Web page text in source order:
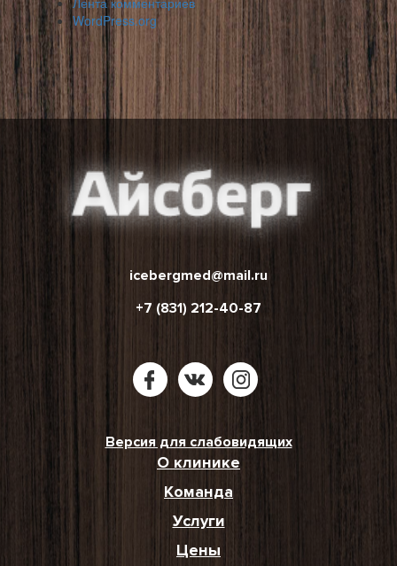
WordPress.org
icebergmed@mail.ru
+7 (831) 212-40-87
Версия для слабовидящих
О клинике
Команда
Услуги
Цены